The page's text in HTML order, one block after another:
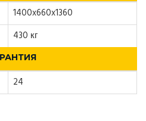
1400x660x1360
430 кг
24